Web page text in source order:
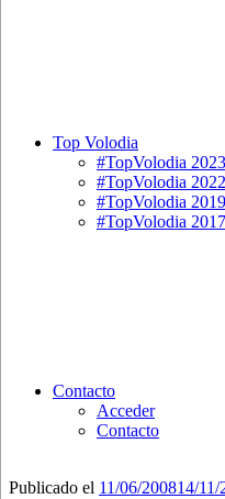
Top Volodia
#TopVolodia 2023
#TopVolodia 2022
#TopVolodia 2019
#TopVolodia 2017
Contacto
Acceder
Contacto
Publicado el 11/06/200814/11/